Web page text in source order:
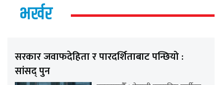
भर्खर
सरकार जवाफदेहिता र पारदर्शिताबाट पन्छियो :
सांसद् पुन